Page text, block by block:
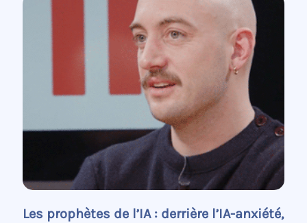
Les prophètes de l’IA : derrière l’IA-anxiété,